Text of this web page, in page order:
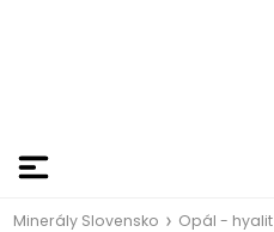
Minerály Slovensko Opál - hyalit